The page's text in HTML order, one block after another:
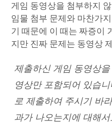
게임 동영상을 첨부하지
임물 첨부 문제와 마찬가
기 때문에 이 때는 짜증이
지만 진짜 문제는 동영상
제출하신 게임 동영상
영상만 포함되어 있습
로 제출하여 주시기 바
과가 나오는지에 대해